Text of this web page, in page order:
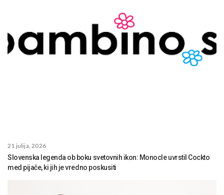
21 julija, 2026
Slovenska legenda ob boku svetovnih ikon: Monocle uvrstil Cockto
med pijače, ki jih je vredno poskusiti